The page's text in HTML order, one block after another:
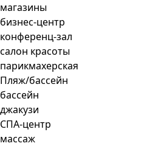
магазины
бизнес-центр
конференц-зал
салон красоты
парикмахерская
Пляж/бассейн
бассейн
джакузи
СПА-центр
массаж